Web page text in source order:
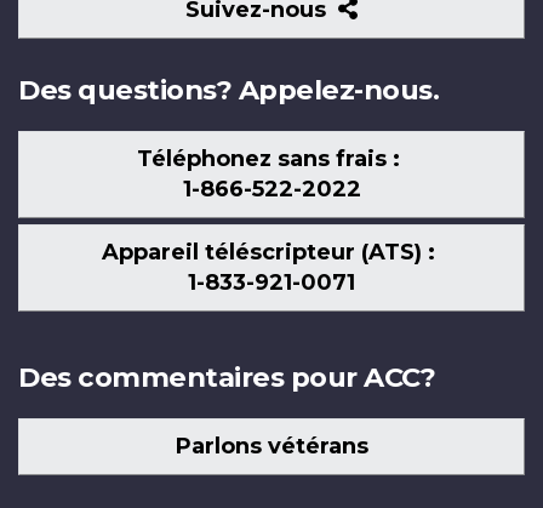
Suivez-nous
Suivez-
nous
Des questions? Appelez-nous.
Téléphonez sans frais :
1-866-522-2022
Appareil téléscripteur (ATS) :
1-833-921-0071
Des commentaires pour ACC?
Parlons vétérans